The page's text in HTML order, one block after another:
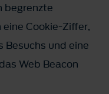
begrenzte
Cookie-Ziffer,
Besuchs und eine
Web Beacon